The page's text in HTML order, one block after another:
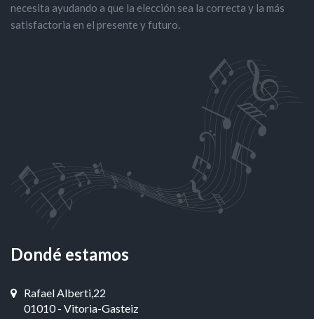
necesita ayudando a que la elección sea la correcta y la más
satisfactoria en el presente y futuro.
Dondé estamos
Rafael Alberti,22
01010 - Vitoria-Gasteiz